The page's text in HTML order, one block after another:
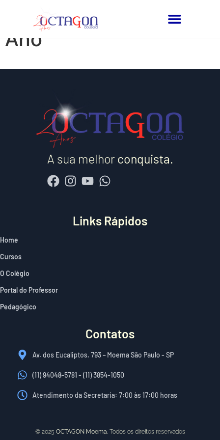
Reunião de Pais 3º
Ano
A sua melhor conquista.
Links Rápidos
Home
Cursos
O Colégio
Portal do Professor​
Pedagógico
Contatos
Av. dos Eucaliptos, 793 – Moema São Paulo - SP
(11) 94048-5781 - (11) 3854-1050
Atendimento da Secretaria: 7:00 às 17:00 horas
© 2025 OCTAGON Moema. Todos os direitos reservados